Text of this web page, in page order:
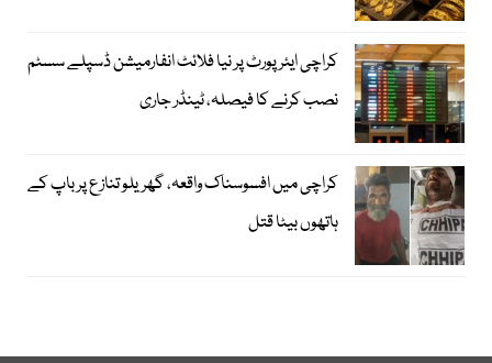
کراچی ایئرپورٹ پر نیا فلائٹ انفارمیشن ڈسپلے سسٹم
نصب کرنے کا فیصلہ، ٹینڈر جاری
کراچی میں افسوسناک واقعہ، گھریلو تنازع پر باپ کے
ہاتھوں بیٹا قتل